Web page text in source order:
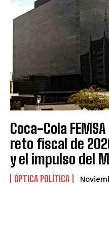
Coca-Cola
reto fiscal de
y el impulso del
ÓPTICA POLÍTICA